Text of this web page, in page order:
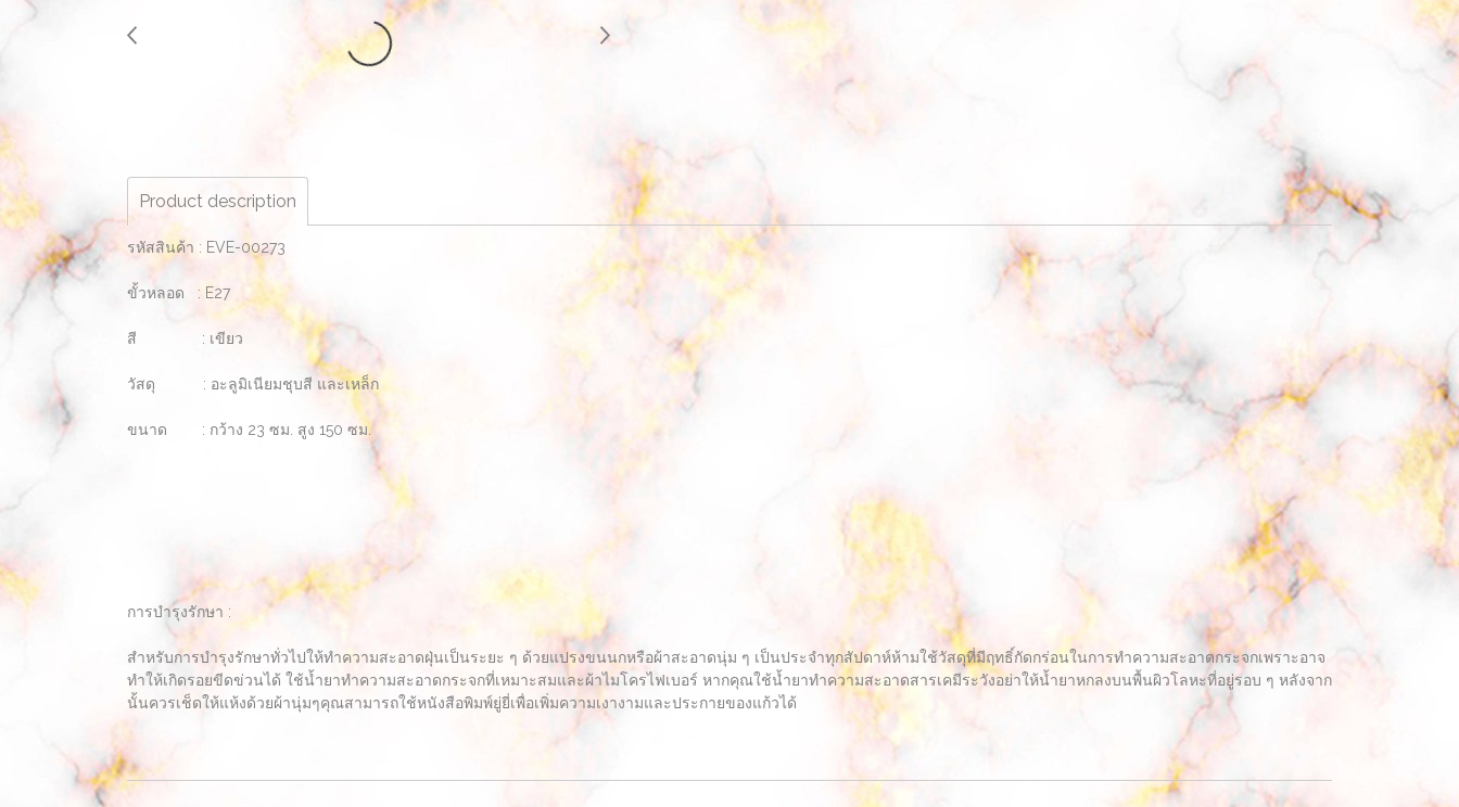
Product description
รหัสสินค้า : EVE-00273
ขั้วหลอด : E27
สี : เขียว
วัสดุ : อะลูมิเนียมชุบสี และเหล็ก
ขนาด : กว้าง 23 ซม. สูง 150 ซม.
การบำรุงรักษา :
สำหรับการบำรุงรักษาทั่วไปให้ทำความสะอาดฝุ่นเป็นระยะ ๆ ด้วยแปรงขนนกหรือผ้าสะอาดนุ่ม ๆ เป็นประจำทุกสัปดาห์ห้ามใช้วัสดุที่มีฤทธิ์กัดกร่อนในการทำความสะอาดกระจกเพราะอาจ
ทำให้เกิดรอยขีดข่วนได้ ใช้น้ำยาทำความสะอาดกระจกที่เหมาะสมและผ้าไมโครไฟเบอร์ หากคุณใช้น้ำยาทำความสะอาดสารเคมีระวังอย่าให้น้ำยาหกลงบนพื้นผิวโลหะที่อยู่รอบ ๆ หลังจาก
นั้นควรเช็ดให้แห้งด้วยผ้านุ่มๆคุณสามารถใช้หนังสือพิมพ์ยู่ยี่เพื่อเพิ่มความเงางามและประกายของแก้วได้